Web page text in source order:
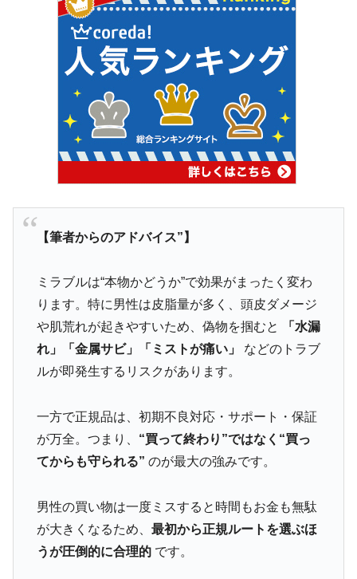
【筆者からのアドバイス”】
ミラブルは“本物かどうか”で効果がまったく変わ
ります。特に男性は皮脂量が多く、頭皮ダメージ
や肌荒れが起きやすいため、偽物を掴むと
「水漏
れ」「金属サビ」「ミストが痛い」
などのトラブ
ルが即発生するリスクがあります。
一方で正規品は、初期不良対応・サポート・保証
が万全。つまり、 “買って終わり”ではなく“買っ
てからも守られる” のが最大の強みです。
男性の買い物は一度ミスすると時間もお金も無駄
が大きくなるため、 最初から正規ルートを選ぶほ
うが圧倒的に合理的です。